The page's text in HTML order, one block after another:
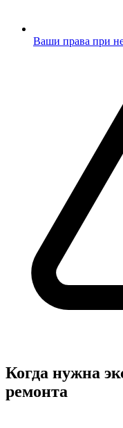
Ваши права при
Когда нужна
ремонта